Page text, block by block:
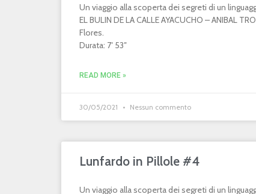
Un viaggio alla scoperta dei segreti di un
EL BULIN DE LA CALLE AYACUCHO – ANIBAL
Flores.
Durata: 7′ 53″
READ MORE »
30/05/2021 Nessun commento
Lunfardo in Pillole #4
Un viaggio alla scoperta dei segreti di un